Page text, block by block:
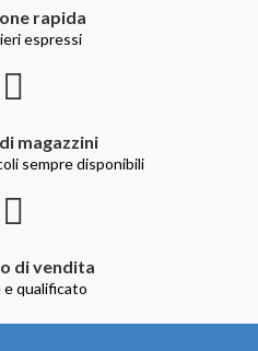
rapida
espressi
magazzini
sempre disponibili
di vendita
qualificato